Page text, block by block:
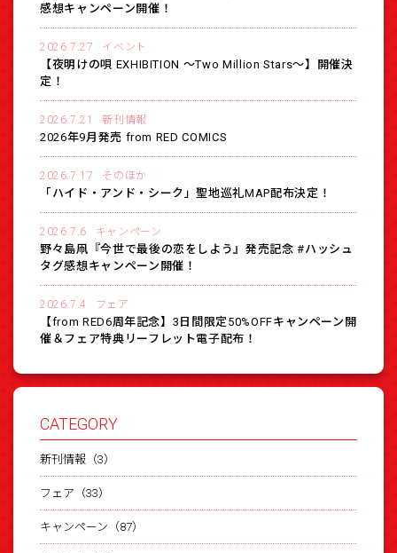
感想キャンペーン開催！
2026.7.27 イベント
【夜明けの唄 EXHIBITION 〜Two Million Stars〜】開催決
定！
2026.7.21 新刊情報
2026年9月発売 from RED COMICS
2026.7.17 そのほか
「ハイド・アンド・シーク」聖地巡礼MAP配布決定！
2026.7.6 キャンペーン
野々島凧『今世で最後の恋をしよう』発売記念 #ハッシュ
タグ感想キャンペーン開催！
2026.7.4 フェア
【from RED6周年記念】3日間限定50%OFFキャンペーン開
催＆フェア特典リーフレット電子配布！
CATEGORY
新刊情報（3）
フェア（33）
キャンペーン（87）